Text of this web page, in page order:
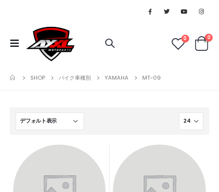
0 0
SHOP バイク車種別 YAMAHA MT-09